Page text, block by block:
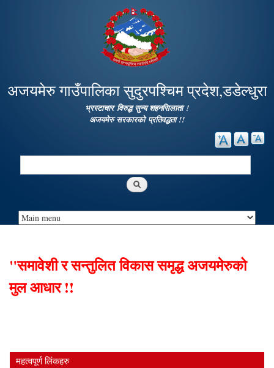
main
content
अजयमेरु गाउँपालिका सुदुरपश्चिम प्रदेश,डडेल्धुरा
भ्रस्टाचार विरुद्ध सुन्य शहनसिलाता !
अजयमेरु सरकारको प्रतिवद्धता !!
Search
"समावेशी र सन्तुलित विकास समृद्ध अजयमेरुको
मुल आधार !!
महत्वपूर्ण लिंकहरु